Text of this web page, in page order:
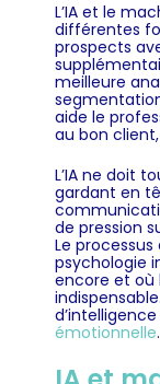
L’IA et le
différentes
prospects
meilleure
aide le
au bon
L’IA ne doit
gardant en
de pression
Le
psychologie
encore et où
émotionnelle.